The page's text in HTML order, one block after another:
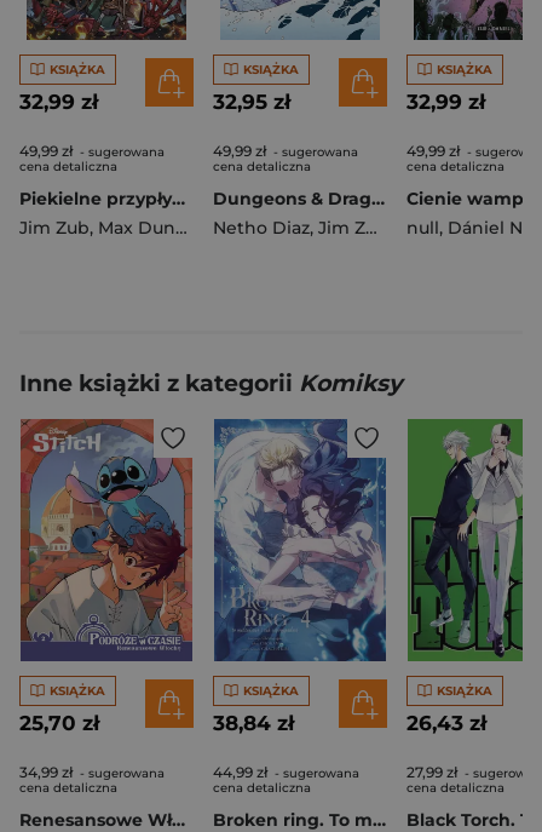
KSIĄŻKA
32,99 zł
49,99 zł - sugerowana
cena detaliczna
Piekielne przypływy. Dungeons & Dragons. Tom 5
Jim Zub, Max Dunbar
KSIĄŻKA
32,95 zł
49,99 zł - sugerowana
cena detaliczna
Dungeons & Dragons Furia lodowego giganta Tom 3
Netho Diaz, Jim Zub
KSIĄŻKA
32,99 zł
49,99 zł -
cena detaliczna
null, Dániel
Inne książki z kategorii Komiksy
KSIĄŻKA
25,70 zł
34,99 zł - sugerowana
cena detaliczna
Renesansowe Włochy. Stitch. Podróże w czasie. Tom 2
KSIĄŻKA
38,84 zł
44,99 zł - sugerowana
cena detaliczna
Broken ring. To małżeństwo i tak się rozpadnie. Tom 4
KSIĄŻKA
26,43 zł
27,99 zł -
cena detaliczna
Black Torch.